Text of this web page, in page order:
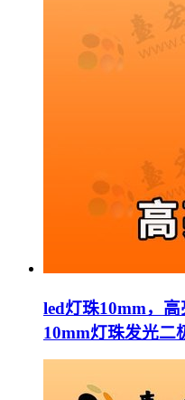
led灯珠10mm，高
10mm灯珠发光二